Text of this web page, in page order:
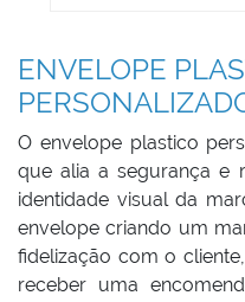
ENVELOPE
O envelope plastico
que alia a segurança e
identidade visual da
envelope criando um
fidelização com o
receber uma